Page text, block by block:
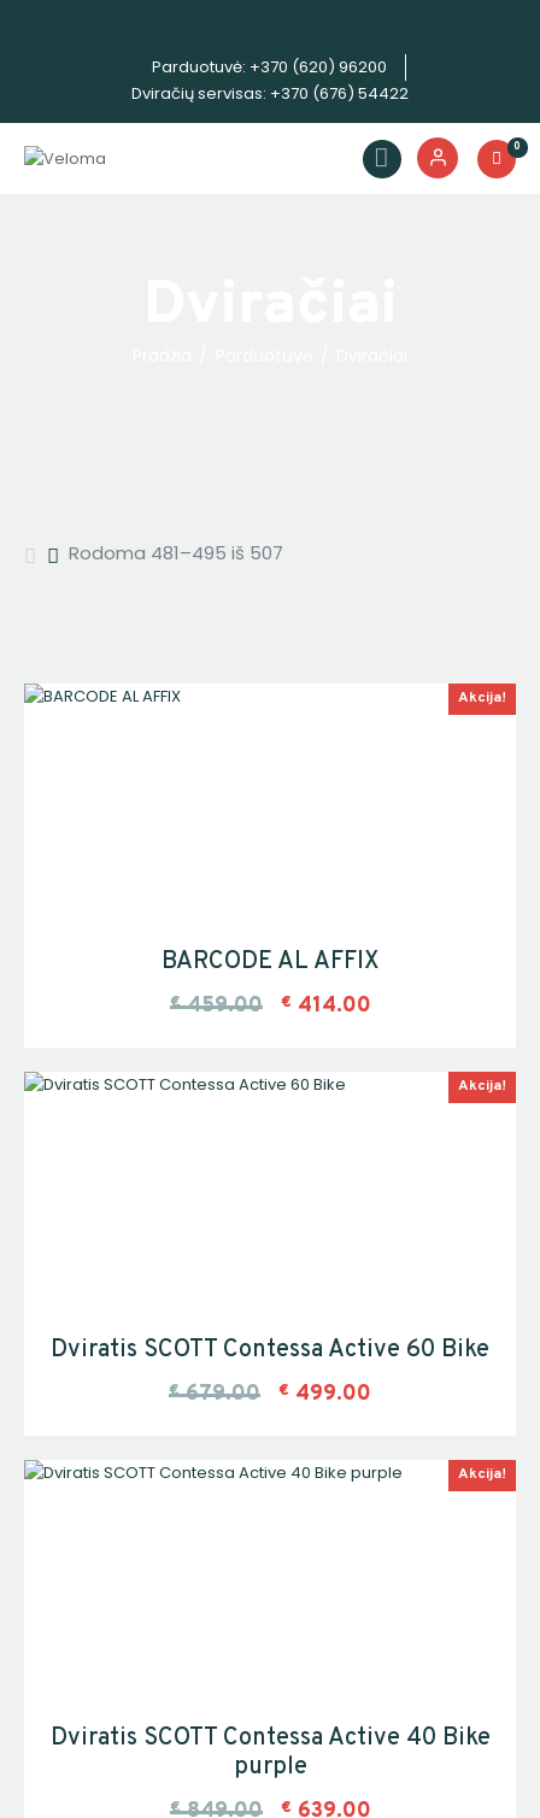
Parduotuvė: +370 (620) 96200
Dviračių servisas: +370 (676) 54422
0
Dviračiai
Priedai
Rodoma 481–495 iš 507
Akcija!
BARCODE AL AFFIX
€ 459.00 € 414.00
Akcija!
Dviratis SCOTT Contessa Active 60 Bike
€ 679.00 € 499.00
Akcija!
Dviratis SCOTT Contessa Active 40 Bike
purple
€ 849.00 € 639.00